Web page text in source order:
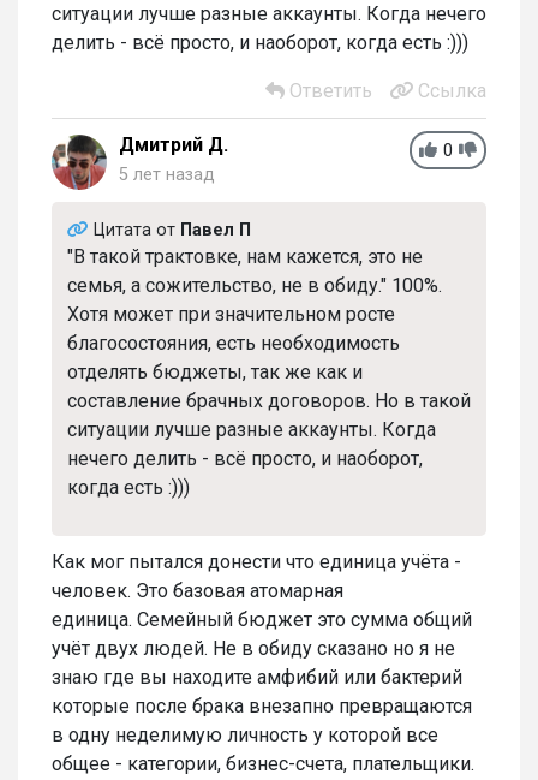
ситуации лучше разные аккаунты. Когда нечего
делить - всё просто, и наоборот, когда есть :)))
Ответить Ссылка
0
Дмитрий Д.
5 лет назад
Цитата от Павел П
"В такой трактовке, нам кажется, это не
семья, а сожительство, не в обиду." 100%.
Хотя может при значительном росте
благосостояния, есть необходимость
отделять бюджеты, так же как и
составление брачных договоров. Но в такой
ситуации лучше разные аккаунты. Когда
нечего делить - всё просто, и наоборот,
когда есть :)))
Как мог пытался донести что единица учёта -
человек. Это базовая атомарная
единица. Семейный бюджет это сумма общий
учёт двух людей. Не в обиду сказано но я не
знаю где вы находите амфибий или бактерий
которые после брака внезапно превращаются
в одну неделимую личность у которой все
общее - категории, бизнес-счета, плательщики.